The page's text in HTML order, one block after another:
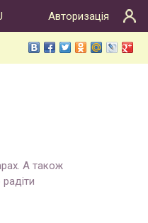
Авторизація
А також